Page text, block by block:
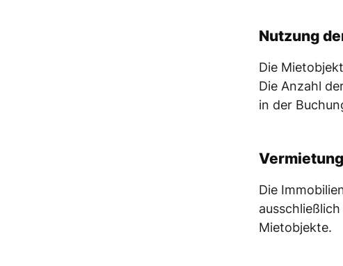
Nutzung
Die
Die Anzahl
in der
Die
Mietobjekte.